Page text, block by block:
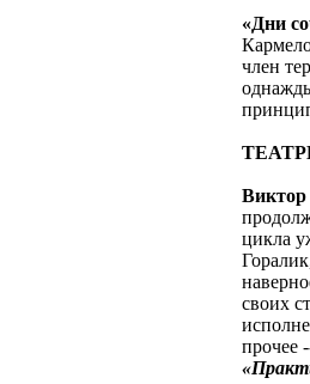
«Дни
член
Виктор
цикла
своих
прочее